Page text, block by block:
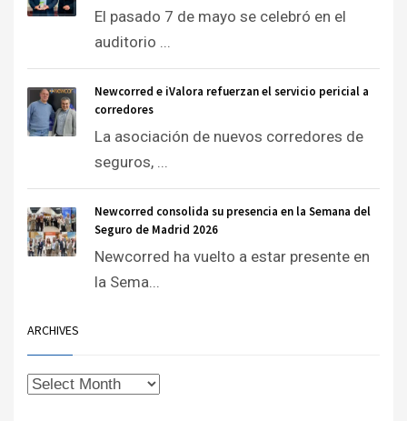
El pasado 7 de mayo se celebró en el
auditorio ...
Newcorred e iValora refuerzan el servicio pericial a
corredores
La asociación de nuevos corredores de
seguros, ...
Newcorred consolida su presencia en la Semana del
Seguro de Madrid 2026
Newcorred ha vuelto a estar presente en
la Sema...
ARCHIVES